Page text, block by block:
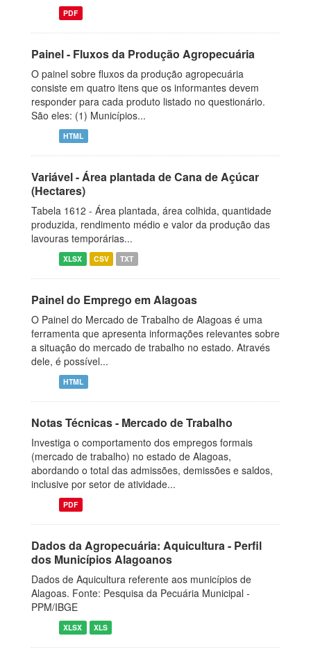
PDF
Painel - Fluxos da Produção Agropecuária
O painel sobre fluxos da produção agropecuária
consiste em quatro itens que os informantes devem
responder para cada produto listado no questionário.
São eles: (1) Municípios...
HTML
Variável - Área plantada de Cana de Açúcar
(Hectares)
Tabela 1612 - Área plantada, área colhida, quantidade
produzida, rendimento médio e valor da produção das
lavouras temporárias...
XLSX CSV TXT
Painel do Emprego em Alagoas
O Painel do Mercado de Trabalho de Alagoas é uma
ferramenta que apresenta informações relevantes sobre
a situação do mercado de trabalho no estado. Através
dele, é possível...
HTML
Notas Técnicas - Mercado de Trabalho
Investiga o comportamento dos empregos formais
(mercado de trabalho) no estado de Alagoas,
abordando o total das admissões, demissões e saldos,
inclusive por setor de atividade...
PDF
Dados da Agropecuária: Aquicultura - Perfil
dos Municípios Alagoanos
Dados de Aquicultura referente aos municípios de
Alagoas. Fonte: Pesquisa da Pecuária Municipal -
PPM/IBGE
XLSX XLS